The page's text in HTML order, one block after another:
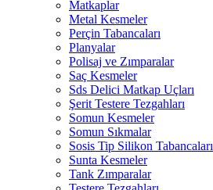
Matkaplar
Metal Kesmeler
Perçin Tabancaları
Planyalar
Polisaj ve Zımparalar
Saç Kesmeler
Sds Delici Matkap Uçları
Şerit Testere Tezgahları
Somun Kesmeler
Somun Sıkmalar
Sosis Tip Silikon Tabancaları
Sunta Kesmeler
Tank Zımparalar